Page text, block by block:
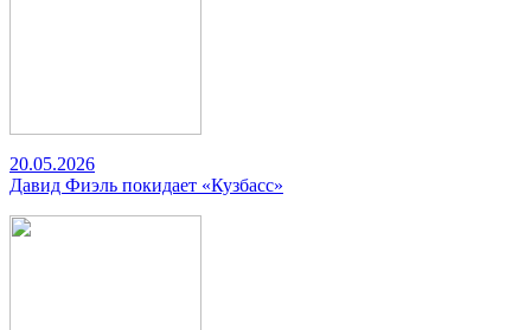
20.05.2026
Давид Фиэль покидает «Кузбасс»